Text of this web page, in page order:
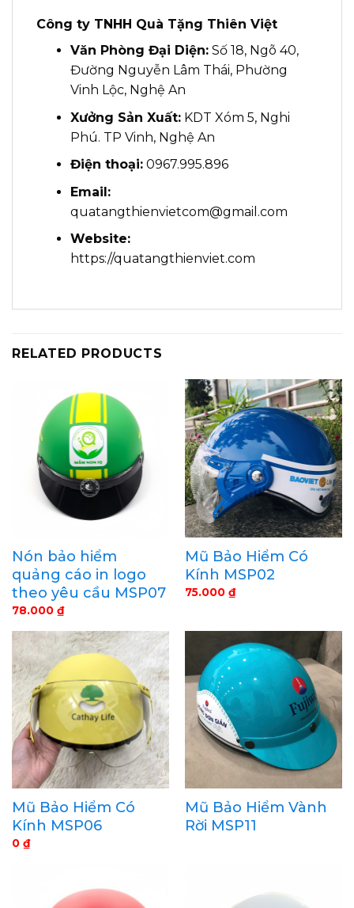
Công ty TNHH Quà Tặng Thiên Việt
Văn Phòng Đại Diện:Số 18, Ngõ 40,
Đường Nguyễn Lâm Thái, Phường
Vinh Lộc, Nghệ An
Xưởng Sản Xuất:KDT Xóm 5, Nghi
Phú. TP Vinh, Nghệ An
Điện thoại:0967.995.896
Email:
quatangthienvietcom@gmail.com
Website:
https://quatangthienviet.com
RELATED PRODUCTS
Nón bảo hiểm
quảng cáo in logo
theo yêu cầu MSP07
78.000 ₫
Mũ Bảo Hiểm Có
Kính MSP02
75.000 ₫
Mũ Bảo Hiểm Có
Kính MSP06
0 ₫
Mũ Bảo Hiểm Vành
Rời MSP11